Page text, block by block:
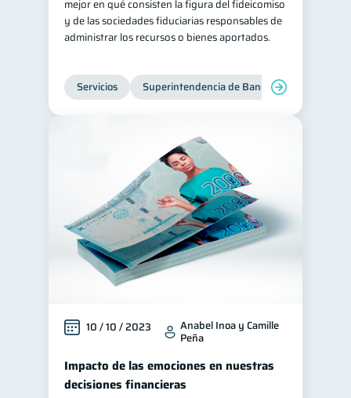
mejor en qué consisten la figura del fideicomiso
y de las sociedades fiduciarias responsables de
administrar los recursos o bienes aportados.
Servicios Superintendencia de Bancos
10 / 10 / 2023 Anabel Inoa y Camille
Peña
Impacto de las emociones en nuestras
decisiones financieras